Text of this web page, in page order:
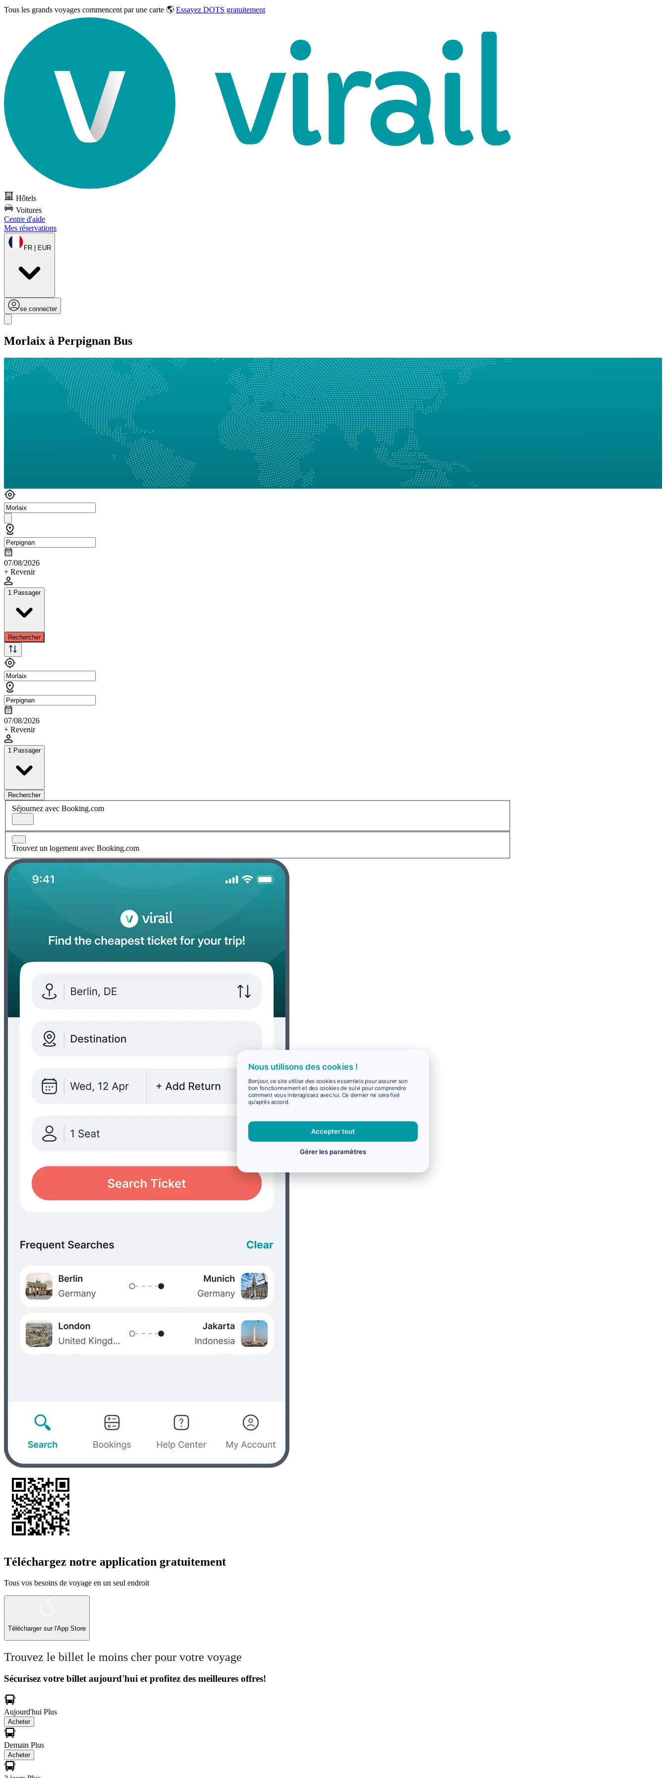
Tous les grands voyages commencent par une carte 🌎 Essayez DOTS gratuitement
Hôtels
Voitures
Centre d'aide
Mes réservations
FR | EUR
se connecter
Morlaix à Perpignan Bus
07/08/2026
+ Revenir
1 Passager
Rechercher
07/08/2026
+ Revenir
1 Passager
Rechercher
Séjournez avec Booking.com
Trouvez un logement avec Booking.com
Téléchargez notre application gratuitement
Tous vos besoins de voyage en un seul endroit
Télécharger sur l'App Store
Trouvez le billet le moins cher pour votre voyage
Sécurisez votre billet aujourd'hui et profitez des meilleures offres!
Aujourd'hui Plus
Acheter
Demain Plus
Acheter
Nous utilisons des cookies !
Bonjour, ce site utilise des cookies essentiels pour assurer son
bon fonctionnement et des cookies de suivi pour comprendre
comment vous interagissez avec lui. Ce dernier ne sera fixé
qu'après accord.
Accepter tout
Gérer les paramètres